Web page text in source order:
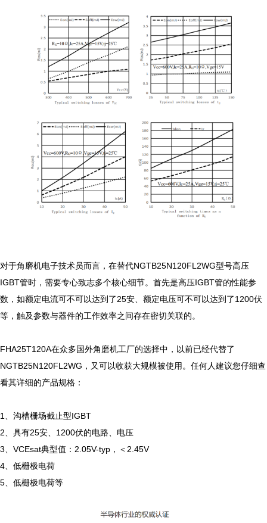
对于角磨机电子技术员而言，在替代NGTB25N120FL2WG型号高压
IGBT管时，需要专心致志多个核心细节。首先是高压IGBT管的性能参
数，如额定电流可不可以达到了25安、额定电压可不可以达到了1200伏
等，触及参数与器件的工作效率之间存在密切关联的。
FHA25T120A在众多国外角磨机工厂的选择中，以前已经代替了
NGTB25N120FL2WG，又可以收获大规模被使用。任何人建议您仔细查
看其详细的产品规格：
1、沟槽栅场截止型IGBT
2、具有25安、1200伏的电路、电压
3、VCEsat典型值：2.05V-typ，＜2.45V
4、低栅极电荷
5、低栅极电荷等